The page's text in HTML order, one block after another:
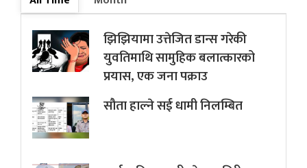
झिझियामा उत्तेजित डान्स गरेकी
युवतिमाथि सामुहिक बलात्कारको
प्रयास, एक जना पक्राउ
सौता हाल्ने सई धामी निलम्बित